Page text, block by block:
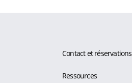
Contact et réservations
Ressources